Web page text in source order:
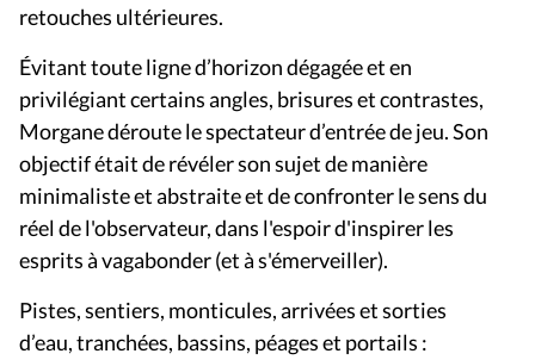
retouches ultérieures.
Évitant toute ligne d’horizon dégagée et en
privilégiant certains angles, brisures et contrastes,
Morgane déroute le spectateur d’entrée de jeu. Son
objectif était de révéler son sujet de manière
minimaliste et abstraite et de confronter le sens du
réel de l'observateur, dans l'espoir d'inspirer les
esprits à vagabonder (et à s'émerveiller).
Pistes, sentiers, monticules, arrivées et sorties
d’eau, tranchées, bassins, péages et portails :